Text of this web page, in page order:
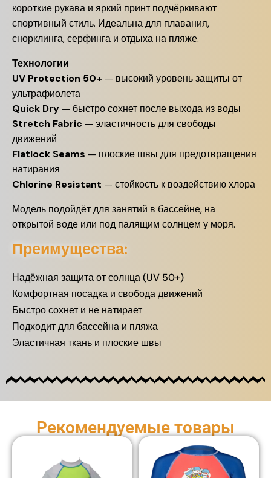
короткие рукава и яркий принт подчёркивают
спортивный стиль. Идеальна для плавания,
снорклинга, серфинга и отдыха на пляже.
Технологии
UV Protection 50+ — высокий уровень защиты от
ультрафиолета
Quick Dry — быстро сохнет после выхода из воды
Stretch Fabric — эластичность для свободы
движений
Flatlock Seams — плоские швы для предотвращения
натирания
Chlorine Resistant — стойкость к воздействию хлора
Модель подойдёт для занятий в бассейне, на
открытой воде или под палящим солнцем у моря.
Преимущества:
Надёжная защита от солнца (UV 50+)
Комфортная посадка и свобода движений
Быстро сохнет и не натирает
Подходит для бассейна и пляжа
Эластичная ткань и плоские швы
Рекомендуемые товары